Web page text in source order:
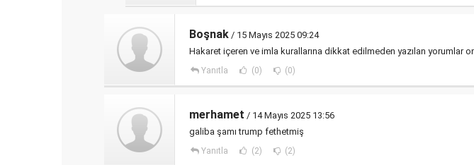
Boşnak / 15 Mayıs 2025 09:24
Hakaret içeren ve imla kurallarına dikkat edilmeden yazılan yorumlar
Yanıtla (0) (0)
merhamet / 14 Mayıs 2025 13:56
galiba şamı trump fethetmiş
Yanıtla (2) (2)